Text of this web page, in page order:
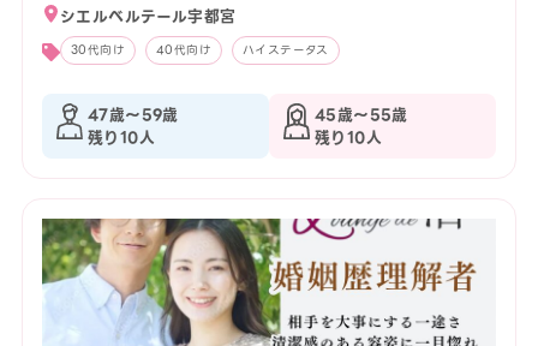
シエルベルテール宇都宮
30代向け 40代向け ハイステータス
47歳〜59歳
残り10人
45歳〜55歳
残り10人